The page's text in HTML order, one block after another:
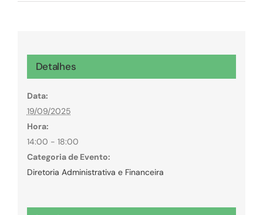
Detalhes
Data:
19/09/2025
Hora:
14:00 - 18:00
Categoria de Evento:
Diretoria Administrativa e Financeira